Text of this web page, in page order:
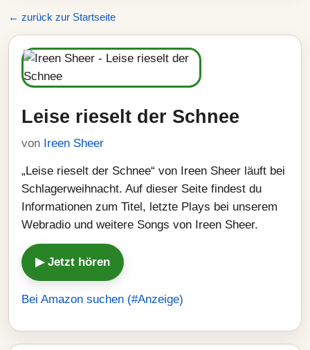
← zurück zur Startseite
Leise rieselt der Schnee
von Ireen Sheer
„Leise rieselt der Schnee“ von Ireen Sheer läuft bei
Schlagerweihnacht. Auf dieser Seite findest du
Informationen zum Titel, letzte Plays bei unserem
Webradio und weitere Songs von Ireen Sheer.
▶ Jetzt hören
Bei Amazon suchen (#Anzeige)